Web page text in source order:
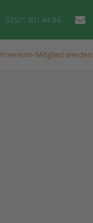
02501 801 44 84
Premium-Mitglied werden